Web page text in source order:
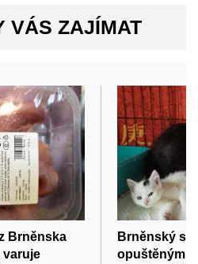
VÁS ZAJÍMAT
Brněnska
varuje
Brněnský
opuštěným